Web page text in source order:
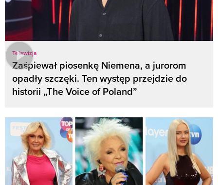
Telewizja
Zaśpiewał piosenkę Niemena, a jurorom
opadły szczęki. Ten występ przejdzie do
historii „The Voice of Poland”